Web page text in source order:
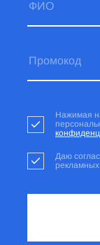
Нажимая
Даю
рекламных